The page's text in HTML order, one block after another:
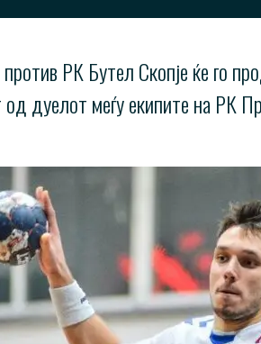
РК Бутел Скопје ќе го
од дуелот меѓу екипите на